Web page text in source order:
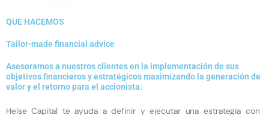
QUE HACEMOS
Tailor-made financial advice
Asesoramos a nuestros clientes en la implementación de sus
objetivos financieros y estratégicos maximizando la generación de
valor y el retorno para el accionista.
Helse Capital te ayuda a definir y ejecutar una estrategia con